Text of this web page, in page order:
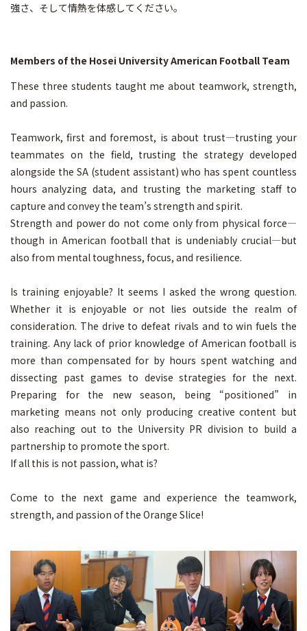
強さ、そして情熱を体感してください。
Members of the Hosei University American Football Team
These three students taught me about teamwork, strength,
and passion.
Teamwork, first and foremost, is about trust—trusting your
teammates on the field, trusting the strategy developed
alongside the SA (student assistant) who has spent countless
hours analyzing data, and trusting the marketing staff to
capture and convey the team’s strength and spirit.
Strength and power do not come only from physical force—
though in American football that is undeniably crucial—but
also from mental toughness, focus, and resilience.
Is training enjoyable? It seems I asked the wrong question.
Whether it is enjoyable or not lies outside the realm of
consideration. The drive to defeat rivals and to win fuels the
training. Any lack of prior knowledge of American football is
more than compensated for by hours spent watching and
dissecting past games to devise strategies for the next.
Preparing for the new season, being “positioned” in
marketing means not only producing creative content but
also reaching out to the University PR division to build a
partnership to promote the sport.
If all this is not passion, what is?
Come to the next game and experience the teamwork,
strength, and passion of the Orange Slice!